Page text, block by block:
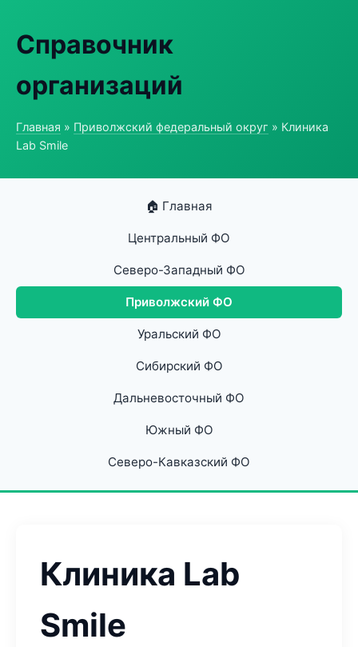
Справочник
организаций
Главная » Приволжский федеральный округ » Клиника
Lab Smile
🏠 Главная
Центральный ФО
Северо-Западный ФО
Приволжский ФО
Уральский ФО
Сибирский ФО
Дальневосточный ФО
Южный ФО
Северо-Кавказский ФО
Клиника Lab
Smile